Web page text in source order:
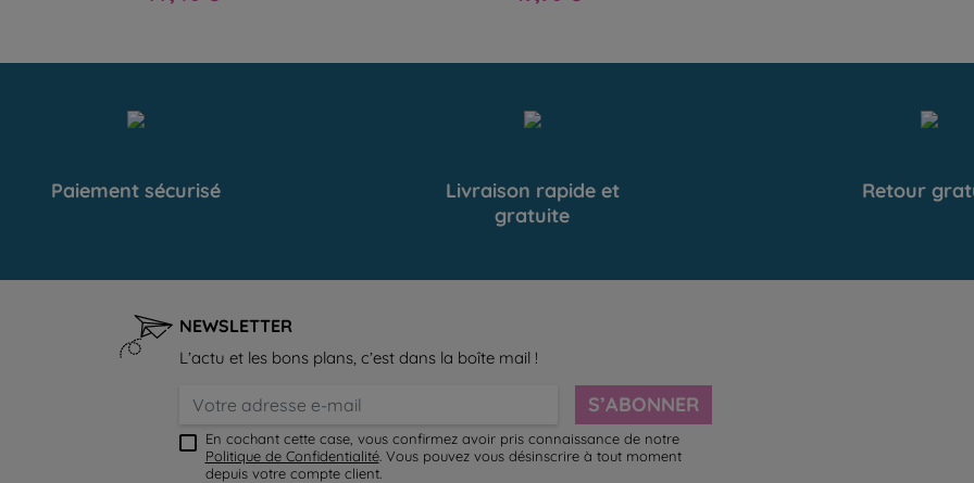
Paiement sécurisé
Livraison rapide et
gratuite
Retour
NEWSLETTER
L’actu et les bons plans, c’est dans la boîte mail !
S’ABONNER
En cochant cette case, vous confirmez avoir pris connaissance de notre
Politique de Confidentialité. Vous pouvez vous désinscrire à tout moment
depuis votre compte client.